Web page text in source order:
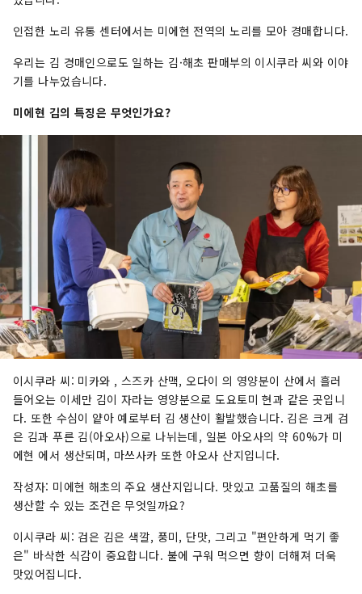
인접한 노리 유통 센터에서는 미에현 전역의 노리를 모아 경매합니다.
우리는 김 경매인으로도 일하는 김·해초 판매부의 이시쿠라 씨와 이야
기를 나누었습니다.
미에현 김의 특징은 무엇인가요?
이시쿠라 씨: 미카와 , 스즈카 산맥, 오다이 의 영양분이 산에서 흘러
들어오는 이세만 김이 자라는 영양분으로 도요토미 현과 같은 곳입니
다. 또한 수심이 얕아 예로부터 김 생산이 활발했습니다. 김은 크게 검
은 김과 푸른 김(아오사)으로 나뉘는데, 일본 아오사의 약 60%가 미
에현 에서 생산되며, 마쓰사카 또한 아오사 산지입니다.
작성자: 미에현 해초의 주요 생산지입니다. 맛있고 고품질의 해초를
생산할 수 있는 조건은 무엇일까요?
이시쿠라 씨: 검은 김은 색깔, 풍미, 단맛, 그리고 "편안하게 먹기 좋
은" 바삭한 식감이 중요합니다. 불에 구워 먹으면 향이 더해져 더욱
맛있어집니다.